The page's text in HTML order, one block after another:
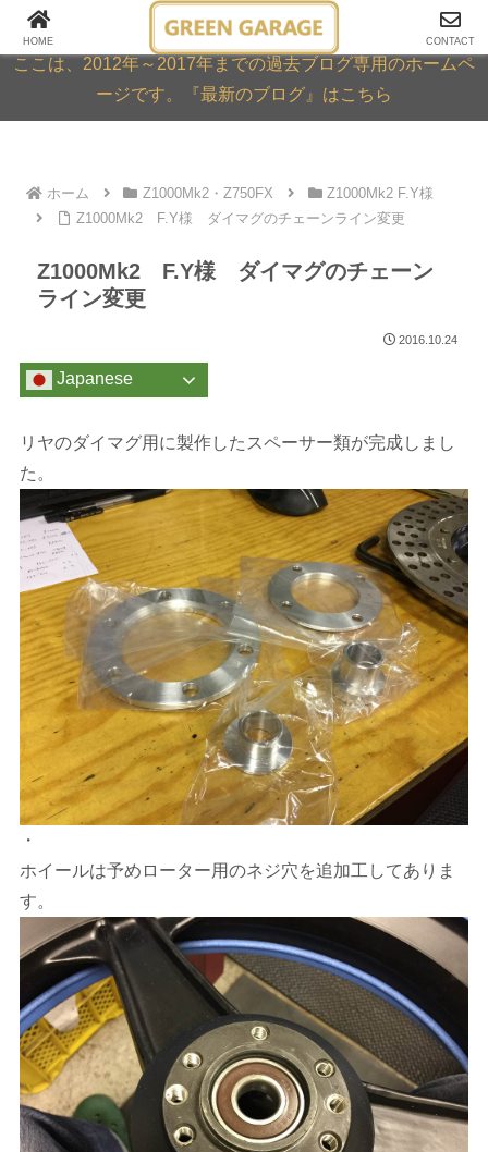
GREEN GARAGE ARCHIVE
ここは、2012年～2017年までの過去ブログ専用のホームペ
ージです。『最新のブログ』はこちら
ホーム Z1000Mk2・Z750FX
Z1000Mk2 F.Y様
Z1000Mk2 F.Y様 ダイマグのチェーンライン変更
Z1000Mk2 F.Y様 ダイマグのチェーン
ライン変更
2016.10.24
Japanese
リヤのダイマグ用に製作したスペーサー類が完成しまし
た。
・
ホイールは予めローター用のネジ穴を追加工してありま
す。
HOME CONTACT